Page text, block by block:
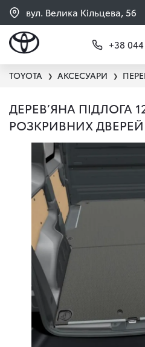
вул. Велика Кільцева, 56
+38
TOYOTA ❯ АКСЕСУАРИ ❯
ДЕРЕВ’ЯНА ПІДЛОГА
РОЗКРИВНИХ ДВЕРЕЙ